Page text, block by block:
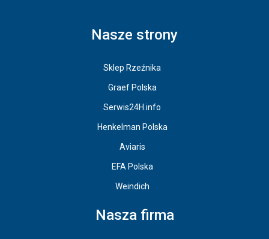
Nasze strony
Sklep Rzeźnika
Graef Polska
Serwis24H.info
Henkelman Polska
Aviaris
EFA Polska
Weindich
Nasza firma